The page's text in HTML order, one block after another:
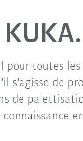
pour toutes
s'agisse de
de
connaissance